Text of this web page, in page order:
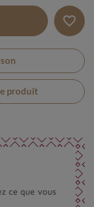
favorite_border
produit
ce que vous